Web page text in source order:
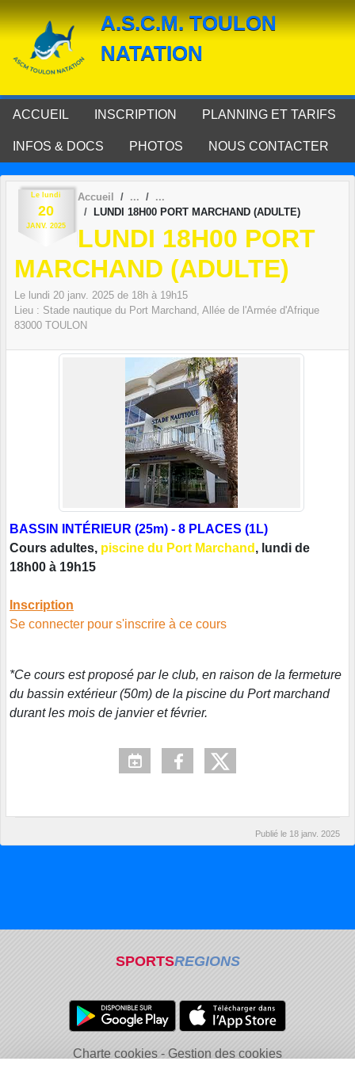
A.S.C.M. TOULON
NATATION
ACCUEIL INSCRIPTION PLANNING ET TARIFS
INFOS & DOCS PHOTOS NOUS CONTACTER
Le lundi
20
JANV. 2025
Accueil
LUNDI 18H00 PORT MARCHAND (ADULTE)
LUNDI 18H00 PORT
MARCHAND (ADULTE)
Le lundi 20 janv. 2025 de 18h à 19h15
Lieu : Stade nautique du Port Marchand, Allée de l'Armée d'Afrique
83000 TOULON
BASSIN INTÉRIEUR (25m) - 8 PLACES (1L)
Cours adultes, piscine du Port Marchand , lundi de
18h00 à 19h15
Inscription
Se connecter pour s'inscrire à ce cours
*Ce cours est proposé par le club, en raison de la fermeture
du bassin extérieur (50m) de la piscine du Port marchand
durant les mois de janvier et février.
Publié le 18 janv. 2025
SPORTSREGIONS
Charte cookies
Gestion des cookies